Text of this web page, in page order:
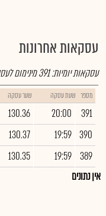
עסקאות אחרונות
עסקאות יומיות:391מינימום
מספר שעת עסקה שער עסקה
391
20:00
130.36
390
19:59
130.37
389
19:59
130.35
אין נתונים